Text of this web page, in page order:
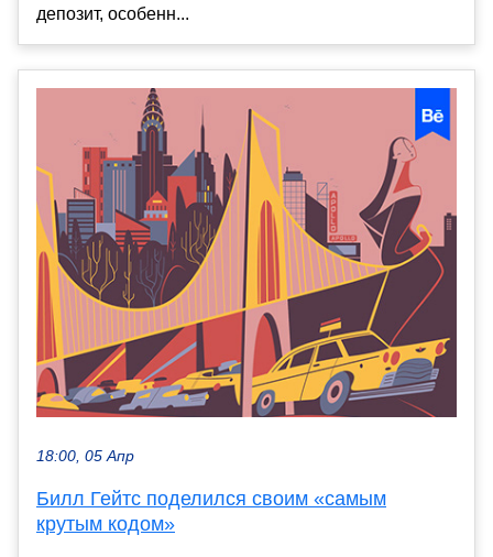
депозит, особенн...
18:00, 05 Апр
Билл Гейтс поделился своим «самым
крутым кодом»